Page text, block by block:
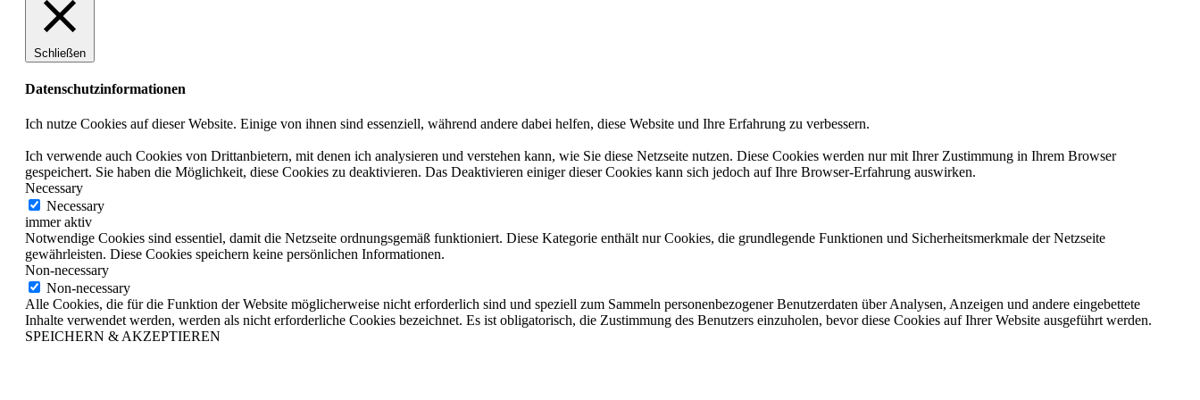
Schließen
Datenschutzinformationen
Ich nutze Cookies auf dieser Website. Einige von ihnen sind essenziell, während andere dabei helfen, diese Website und Ihre Erfahrung zu verbessern.
Ich verwende auch Cookies von Drittanbietern, mit denen ich analysieren und verstehen kann, wie Sie diese Netzseite nutzen. Diese Cookies werden nur mit Ihrer Zustimmung in Ihrem Browser
gespeichert. Sie haben die Möglichkeit, diese Cookies zu deaktivieren. Das Deaktivieren einiger dieser Cookies kann sich jedoch auf Ihre Browser-Erfahrung auswirken.
Necessary
Necessary
immer aktiv
Notwendige Cookies sind essentiel, damit die Netzseite ordnungsgemäß funktioniert. Diese Kategorie enthält nur Cookies, die grundlegende Funktionen und Sicherheitsmerkmale der Netzseite
gewährleisten. Diese Cookies speichern keine persönlichen Informationen.
Non-necessary
Non-necessary
Alle Cookies, die für die Funktion der Website möglicherweise nicht erforderlich sind und speziell zum Sammeln personenbezogener Benutzerdaten über Analysen, Anzeigen und andere eingebettete
Inhalte verwendet werden, werden als nicht erforderliche Cookies bezeichnet. Es ist obligatorisch, die Zustimmung des Benutzers einzuholen, bevor diese Cookies auf Ihrer Website ausgeführt werden.
SPEICHERN & AKZEPTIEREN